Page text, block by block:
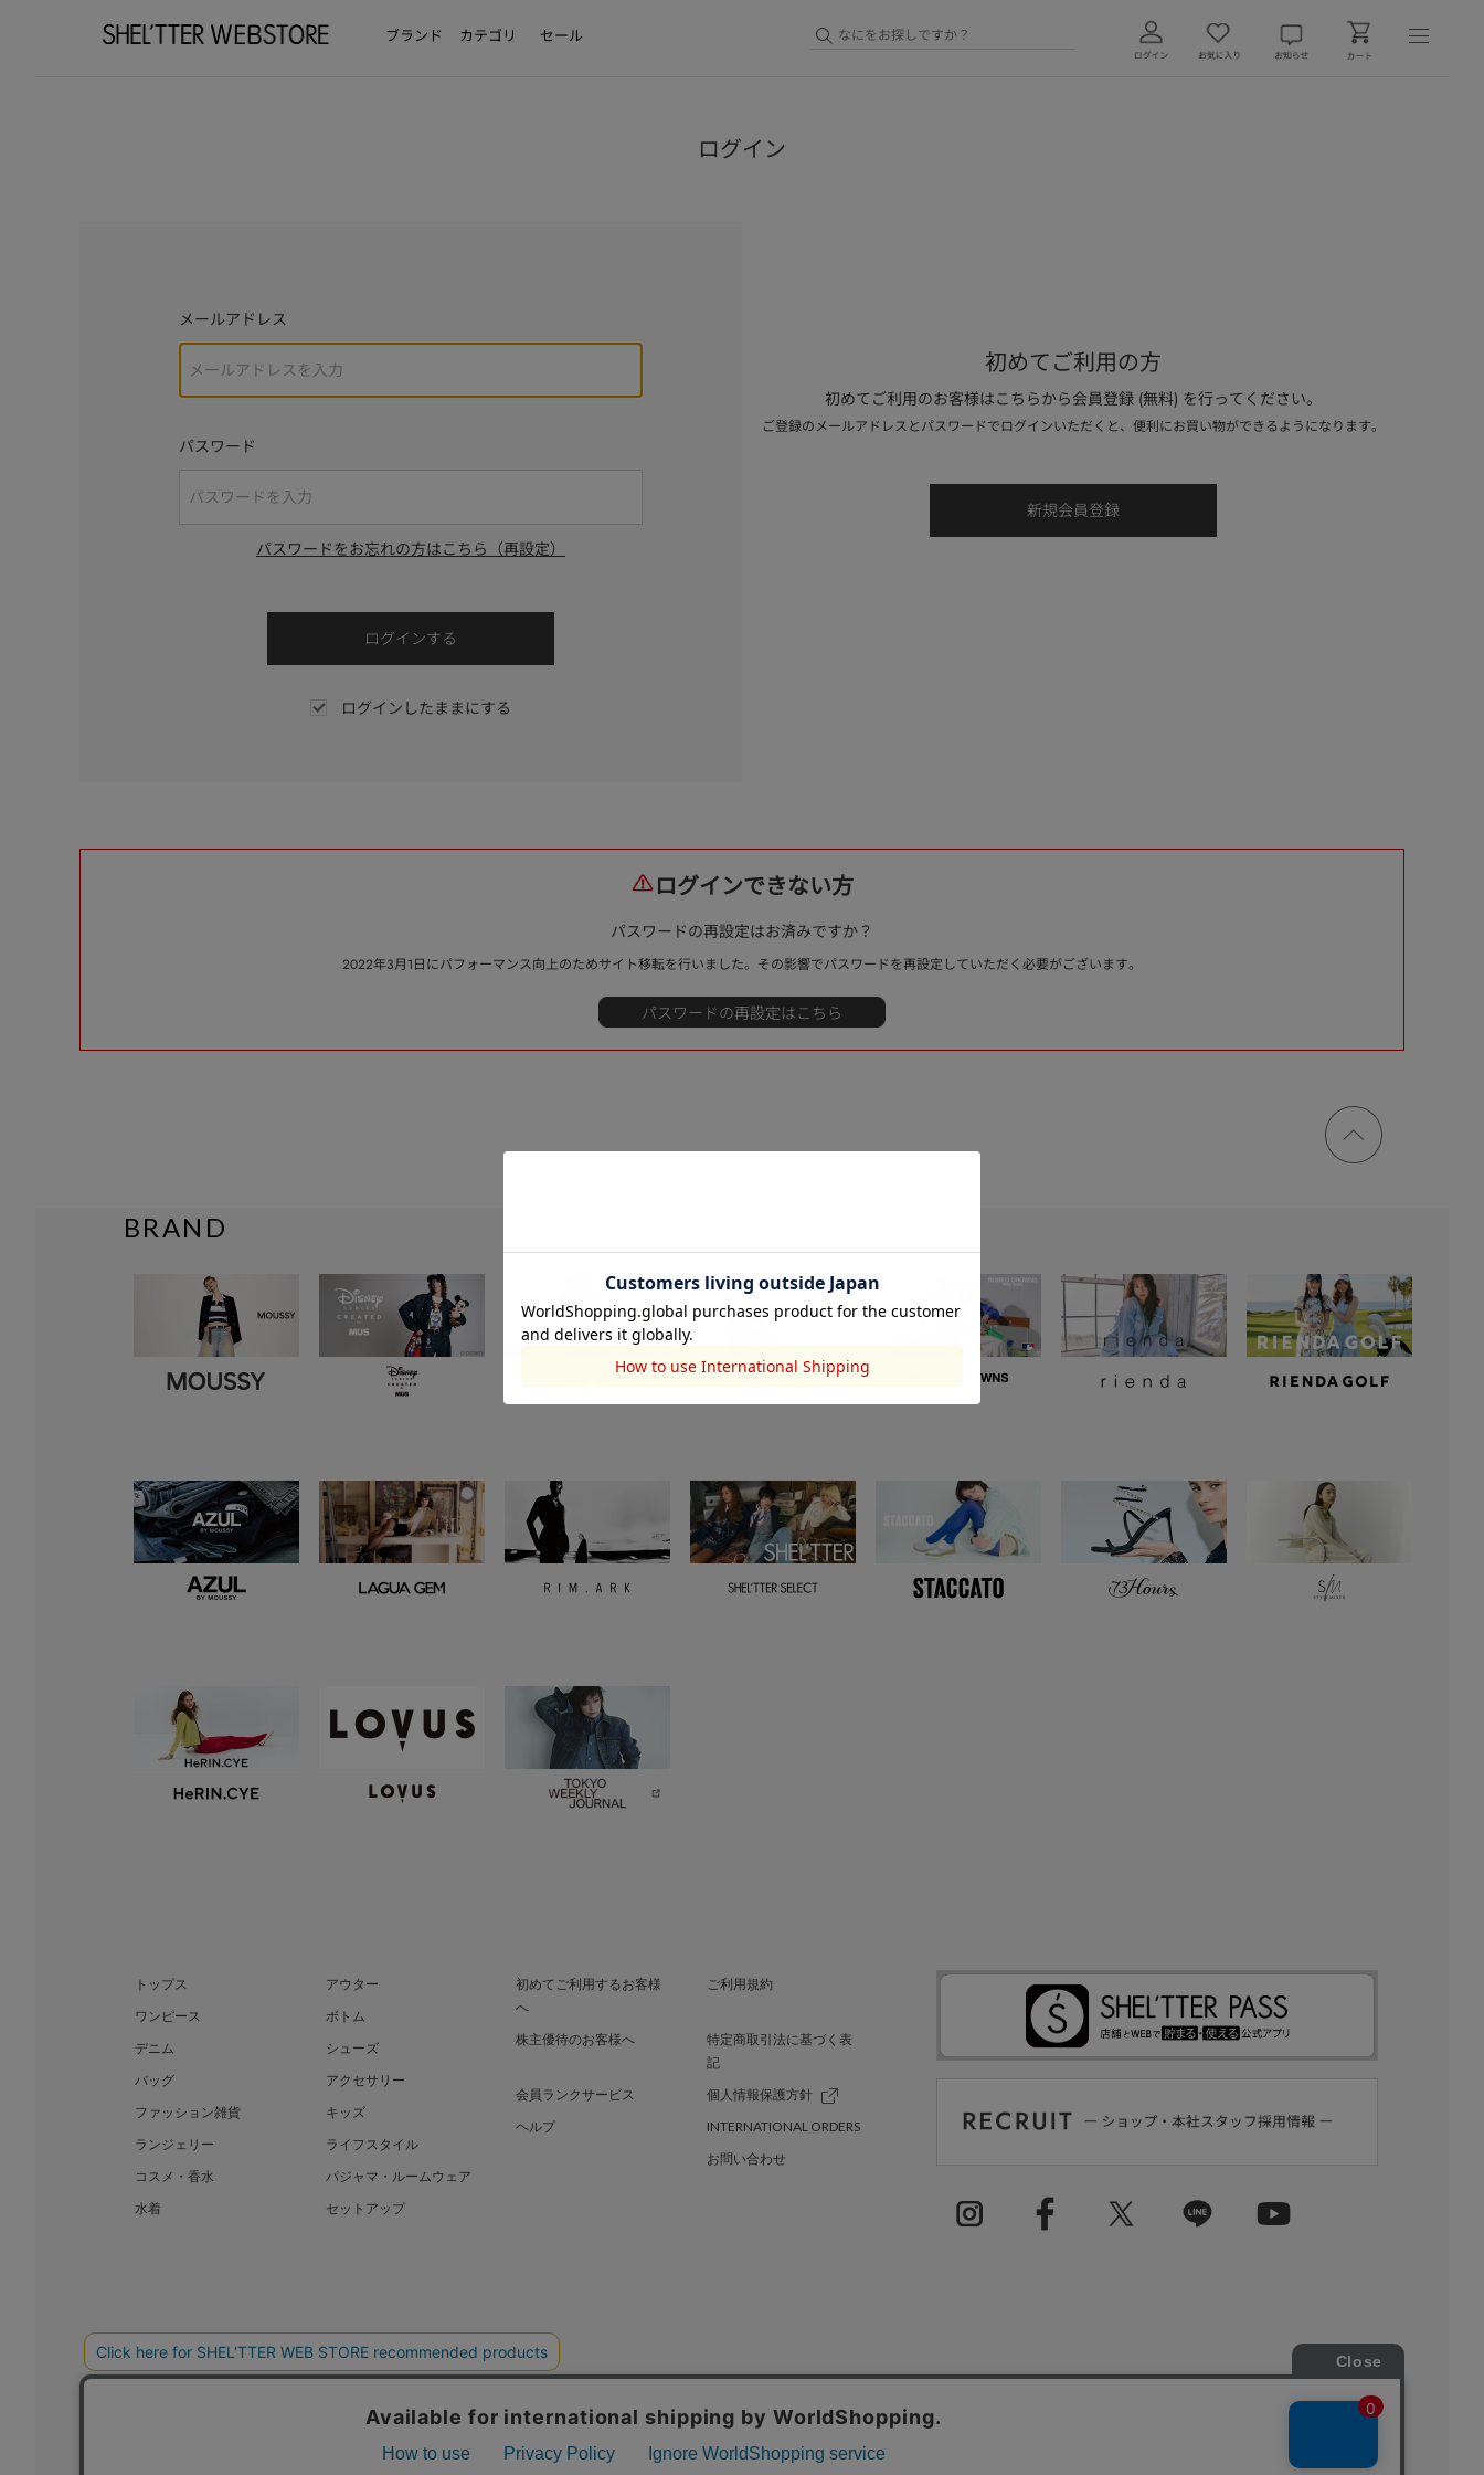
ブランド カテゴリ セール
ログイン
メールアドレス
パスワード
パスワードをお忘れの方はこちら（再設定）
ログインしたままにする
初めてご利用の方
初めてご利用のお客様はこちらから会員登録 (無料) を行ってください。
ご登録のメールアドレスとパスワードでログインいただくと、便利にお買い物ができるようになります。
ログインできない方
パスワードの再設定はお済みですか？
2022年3月1日にパフォーマンス向上のためサイト移転を行いました。その影響でパスワードを再設定していただく必要がございます。
ページ
トップ
BRAND
トップス
アウター
ワンピース
ボトム
デニム
シューズ
バッグ
アクセサリー
ファッション雑貨
キッズ
ランジェリー
ライフスタイル
コスメ・香水
パジャマ・ルームウェア
水着
セットアップ
初めてご利用するお客様
へ
ご利用規約
株主優待のお客様へ
特定商取引法に基づく表
記
会員ランクサービス
個人情報保護方針
ヘルプ
INTERNATIONAL ORDERS
お問い合わせ
BAROQUE JAPAN LIMITED SHEL’TTER GREEN 採用情報
COPYRIGHT © BAROQUE JAPAN LIMITED ALL RIGHTS RESERVED.